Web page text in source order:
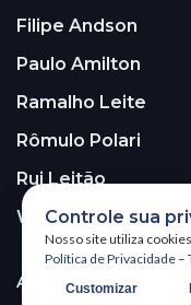
Filipe Andson
Paulo Amilton
Ramalho Leite
Rômulo Polari
Rui Leitão
Walter Santos
ASSINE A NOSSA
Controle sua
Nosso site utiliza
Política de Privacidade –
Customizar